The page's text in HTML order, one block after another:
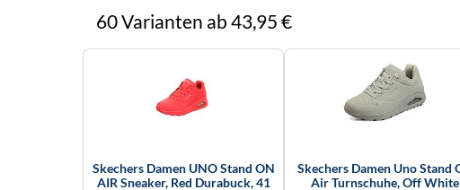
60 Varianten ab 43,95 €
Skechers Damen UNO Stand ON
AIR Sneaker, Red Durabuck, 41
Skechers Damen Uno Stand
Air Turnschuhe, Off White